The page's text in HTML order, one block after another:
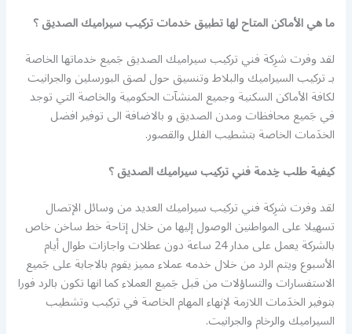
ما هي الأماكن المتاح لها تطبيق خدمات تركيب سيراميك الصديق ؟
لقد وفرت شرِكة فني تركيب سيراميك الصديق جَميع خدماتها الخاصة
بـ تركيب السيراميك والبلاط وتنسيق حول لصق البورسلين والجرانيت
لكافة الأماكن السكنية وجميع المنشآت الحكومية والخاصة التي توجد
في جَميع محافظات ومدن الصديق و بالاضافة الى توفير افضل
الخدَمات الخاصة بتشطيب الفلل والقصور.
كيفية طلب خِدمة فني تركيب سيراميك الصديق ؟
لقد وفرت شرِكة فني تركيب سيراميك العديد من وسائل الإتصال
تسهيلا على المواطنين الوصول إليها من خلال إتاحة خط ساخن خاص
بالشركة يعمل على مدار 24 ساعة دون عطلات واجازات طوال أيام
الأسبوع ويتم الرد من خلال خدمه عملاء مميز يقوم بالاجابة على جَميع
الاستفسارات والتساؤلات من قبل جَميع العملاء كما انها تكون بالرد فورا
بتوفير الخدَمات اللازمة لإنهاء المهام الخاصة في تركيب وتشطيب
السيراميك والرخام والجرانيت.